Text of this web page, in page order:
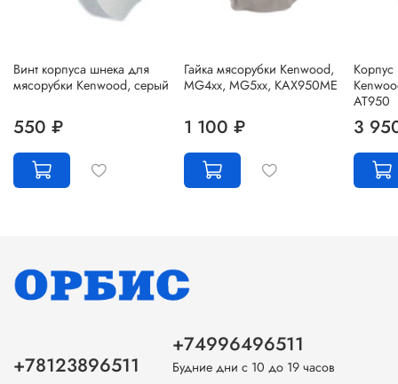
Винт корпуса шнека для
мясорубки Kenwood, серый
550 ₽
Гайка мясорубки Kenwood,
MG4xx, MG5xx, KAX950ME
1 100 ₽
AT950
3
+78123896511
+74996496511
Будние дни с 10 до 19 часов